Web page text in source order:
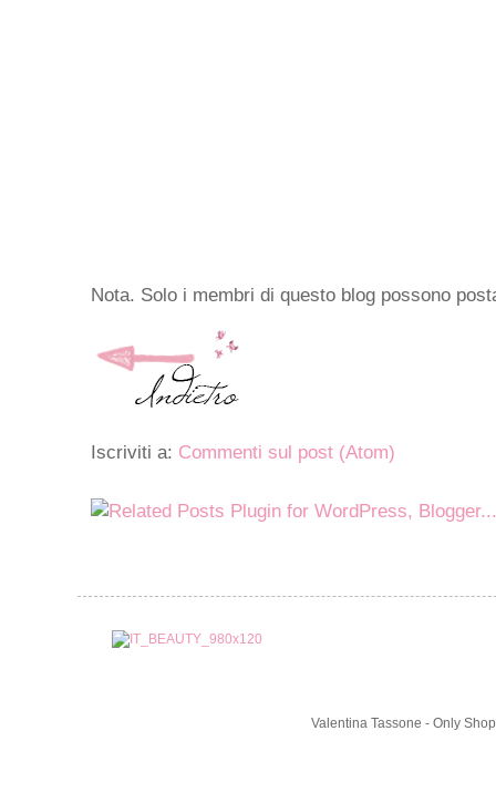
Nota. Solo i membri di questo blog possono
Iscriviti a: Commenti sul post (Atom)
Valentina Tassone - Only